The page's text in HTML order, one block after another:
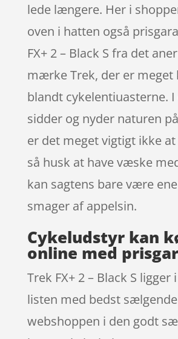
lede længere. Her i
oven i hatten også
FX+ 2 – Black S fra det
mærke Trek, der er meget
blandt cykelentiuasterne.
sidder og nyder naturen
er det meget vigtigt ikke
så husk at have væske
kan sagtens bare være
smager af appelsin.
Cykeludstyr kan
online med
Trek FX+ 2 – Black S
listen med bedst
webshoppen i den godt